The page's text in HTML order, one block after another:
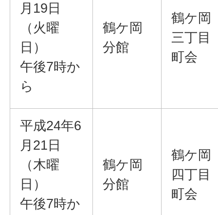
月19日
（火曜
日）
午後7時か
ら
鶴ケ岡
分館
鶴ケ岡
三丁目
町会
平成24年6
月21日
（木曜
日）
午後7時か
鶴ケ岡
分館
鶴ケ岡
四丁目
町会